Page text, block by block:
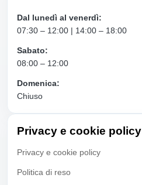
Dal lunedì al venerdì:
07:30 – 12:00 | 14:00 – 18:00
Sabato:
08:00 – 12:00
Domenica:
Chiuso
Privacy e cookie policy
Privacy e cookie policy
Politica di reso